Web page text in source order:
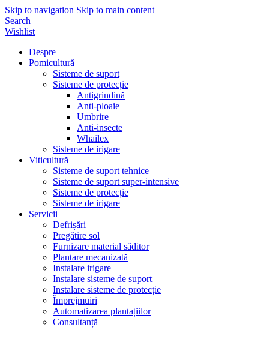
Skip to navigation Skip to main content
Search
Wishlist
Despre
Pomicultură
Sisteme de suport
Sisteme de protecție
Antigrindină
Anti-ploaie
Umbrire
Anti-insecte
Whailex
Sisteme de irigare
Viticultură
Sisteme de suport tehnice
Sisteme de suport super-intensive
Sisteme de protecție
Sisteme de irigare
Servicii
Defrișări
Pregătire sol
Furnizare material săditor
Plantare mecanizată
Instalare irigare
Instalare sisteme de suport
Instalare sisteme de protecție
Împrejmuiri
Automatizarea plantațiilor
Consultanță